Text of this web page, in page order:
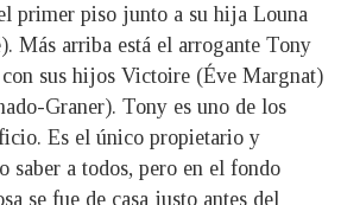
primer piso junto a su hija Louna
Más arriba está el arrogante Tony
sus hijos Victoire (Éve Margnat)
Graner). Tony es uno de los
Es el único propietario y
saber a todos, pero en el fondo
se fue de casa justo antes del